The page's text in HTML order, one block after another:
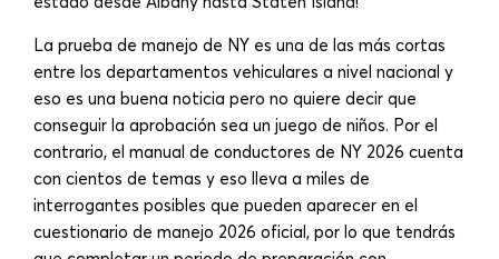
La prueba de manejo de NY es una de las más cortas
entre los departamentos vehiculares a nivel nacional y
eso es una buena noticia pero no quiere decir que
conseguir la aprobación sea un juego de niños. Por el
contrario, el manual de conductores de NY 2026 cuenta
con cientos de temas y eso lleva a miles de
interrogantes posibles que pueden aparecer en el
cuestionario de manejo 2026 oficial, por lo que tendrás